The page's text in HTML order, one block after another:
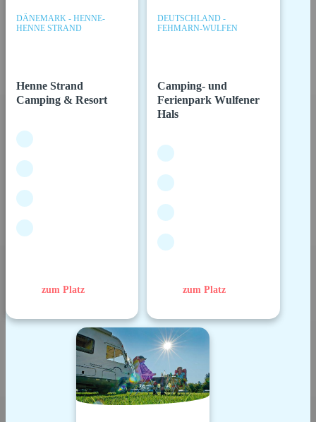
DÄNEMARK - HENNE-
HENNE STRAND
Henne Strand
Camping & Resort
zum Platz
DEUTSCHLAND -
FEHMARN-WULFEN
Camping- und
Ferienpark Wulfener
Hals
zum Platz